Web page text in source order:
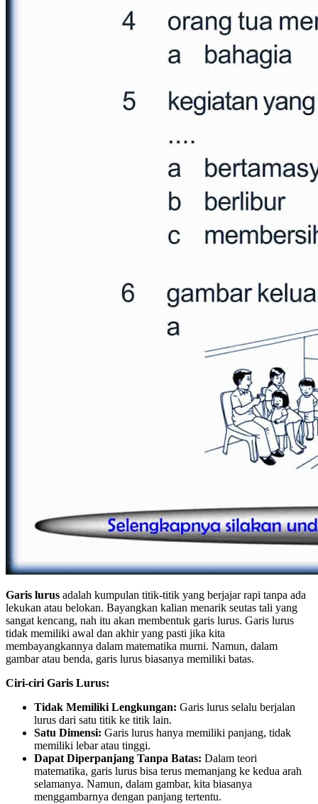
Garis lurus adalah kumpulan titik-titik yang berjajar rapi tanpa ada
lekukan atau belokan. Bayangkan kalian menarik seutas tali yang
sangat kencang, nah itu akan membentuk garis lurus. Garis lurus
tidak memiliki awal dan akhir yang pasti jika kita
membayangkannya dalam matematika murni. Namun, dalam
gambar atau benda, garis lurus biasanya memiliki batas.
Ciri-ciri Garis Lurus:
Tidak Memiliki Lengkungan: Garis lurus selalu berjalan
lurus dari satu titik ke titik lain.
Satu Dimensi: Garis lurus hanya memiliki panjang, tidak
memiliki lebar atau tinggi.
Dapat Diperpanjang Tanpa Batas: Dalam teori
matematika, garis lurus bisa terus memanjang ke kedua arah
selamanya. Namun, dalam gambar, kita biasanya
menggambarnya dengan panjang tertentu.